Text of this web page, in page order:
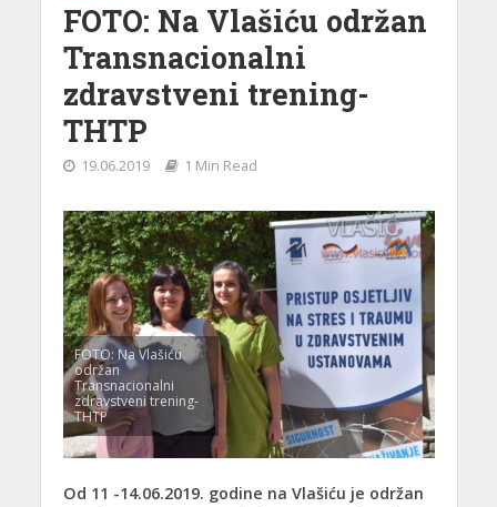
FOTO: Na Vlašiću održan
Transnacionalni
zdravstveni trening-
THTP
19.06.2019 1 Min Read
FOTO: Na Vlašiću
održan
Transnacionalni
zdravstveni trening-
THTP
Od 11 -14.06.2019. godine na Vlašiću je održan